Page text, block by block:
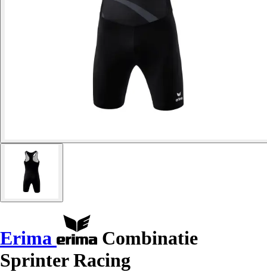
Erima
Combinatie
Sprinter Racing